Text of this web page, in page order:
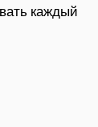
каждый